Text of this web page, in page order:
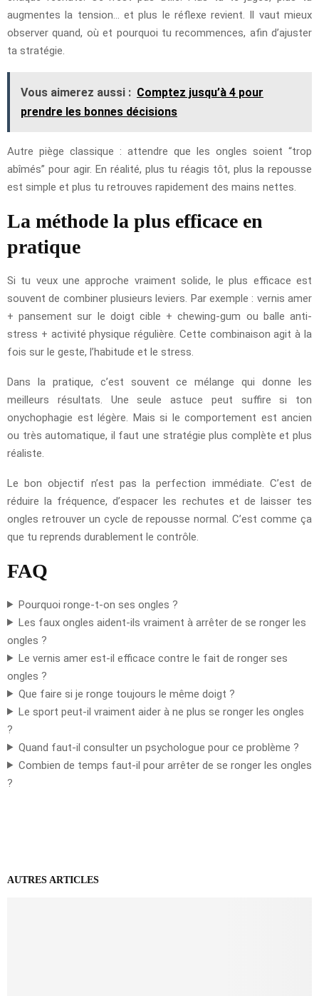
augmentes la tension… et plus le réflexe revient. Il vaut mieux
observer quand, où et pourquoi tu recommences, afin d’ajuster
ta stratégie.
Vous aimerez aussi : Comptez jusqu’à 4 pour
prendre les bonnes décisions
Autre piège classique : attendre que les ongles soient “trop
abîmés” pour agir. En réalité, plus tu réagis tôt, plus la repousse
est simple et plus tu retrouves rapidement des mains nettes.
La méthode la plus efficace en
pratique
Si tu veux une approche vraiment solide, le plus efficace est
souvent de combiner plusieurs leviers. Par exemple : vernis amer
+ pansement sur le doigt cible + chewing-gum ou balle anti-
stress + activité physique régulière. Cette combinaison agit à la
fois sur le geste, l’habitude et le stress.
Dans la pratique, c’est souvent ce mélange qui donne les
meilleurs résultats. Une seule astuce peut suffire si ton
onychophagie est légère. Mais si le comportement est ancien
ou très automatique, il faut une stratégie plus complète et plus
réaliste.
Le bon objectif n’est pas la perfection immédiate. C’est de
réduire la fréquence, d’espacer les rechutes et de laisser tes
ongles retrouver un cycle de repousse normal. C’est comme ça
que tu reprends durablement le contrôle.
FAQ
Pourquoi ronge-t-on ses ongles ?
Les faux ongles aident-ils vraiment à arrêter de se ronger les
ongles ?
Le vernis amer est-il efficace contre le fait de ronger ses
ongles ?
Que faire si je ronge toujours le même doigt ?
Le sport peut-il vraiment aider à ne plus se ronger les ongles
?
Quand faut-il consulter un psychologue pour ce problème ?
Combien de temps faut-il pour arrêter de se ronger les ongles
?
AUTRES ARTICLES